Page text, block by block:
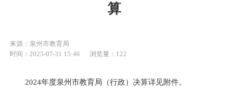
算
来源：泉州市教育局
时间：2025-07-31 15:46
浏览量： 122
2024年度泉州市教育局（行政）决算详见附件。